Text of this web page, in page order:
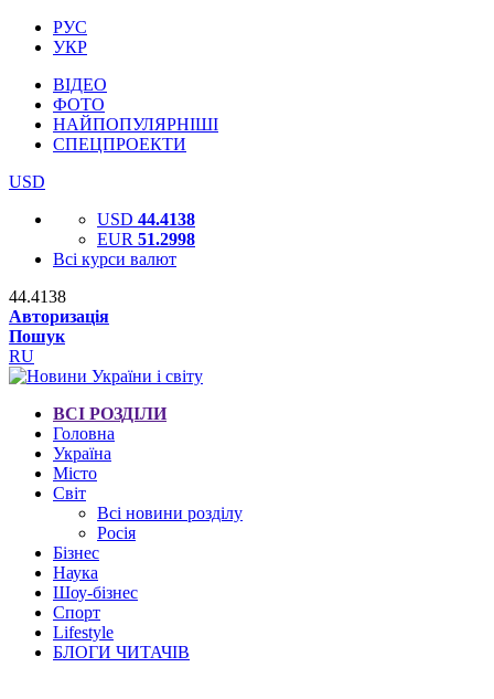
РУС
УКР
ВІДЕО
ФОТО
НАЙПОПУЛЯРНІШІ
СПЕЦПРОЕКТИ
USD
USD 44.4138
EUR 51.2998
Всі курси валют
44.4138
Авторизація
Пошук
RU
ВСІ РОЗДІЛИ
Головна
Україна
Місто
Світ
Всі новини розділу
Росія
Бізнес
Наука
Шоу-бізнес
Спорт
Lifestyle
БЛОГИ ЧИТАЧІВ